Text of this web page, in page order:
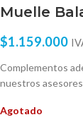
Muelle
$1.159.000
Complementos
nuestros
Agotado